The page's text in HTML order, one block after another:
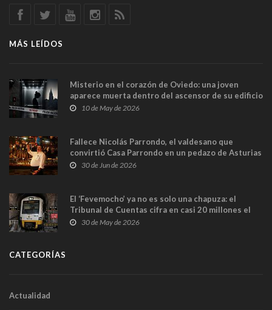
MÁS LEÍDOS
Misterio en el corazón de Oviedo: una joven
aparece muerta dentro del ascensor de su edificio
y las cámaras captan sus últimos minutos
10 de May de 2026
Fallece Nicolás Parrondo, el valdesano que
convirtió Casa Parrondo en un pedazo de Asturias
en Madrid
30 de Jun de 2026
El ‘Fevemocho’ ya no es solo una chapuza: el
Tribunal de Cuentas cifra en casi 20 millones el
sobrecoste de los trenes que no cabían por los
30 de May de 2026
CATEGORÍAS
Actualidad